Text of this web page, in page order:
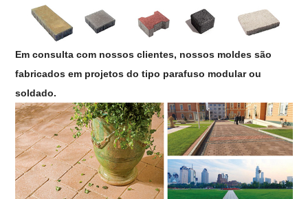
Em consulta com nossos clientes, nossos moldes são
fabricados em projetos do tipo parafuso modular ou
soldado.